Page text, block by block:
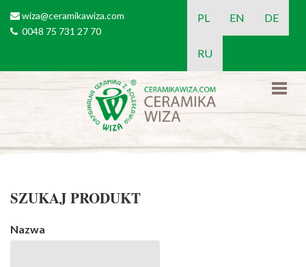
email
wiza@ceramikawiza.com
tel0048 75 731 27 70
PL EN DE
RU
SZUKAJ PRODUKT
Nazwa